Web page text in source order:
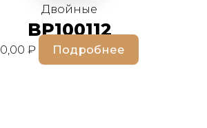
Двойные
BP100112
0,00₽ Подробнее